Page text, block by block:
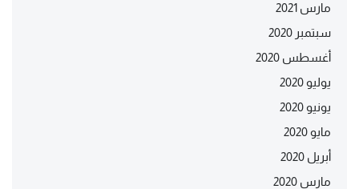
مارس 2021
سبتمبر 2020
أغسطس 2020
يوليو 2020
يونيو 2020
مايو 2020
أبريل 2020
مارس 2020